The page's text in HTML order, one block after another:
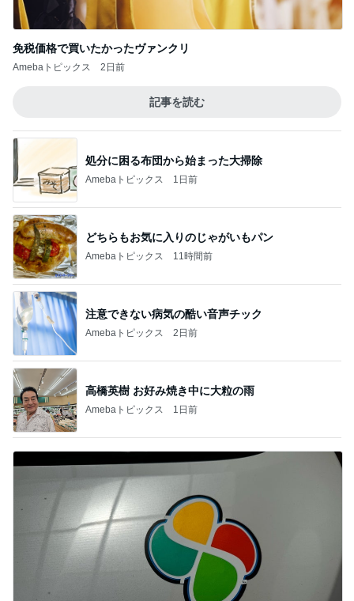
免税価格で買いたかったヴァンクリ
Amebaトピックス 2日前
記事を読む
処分に困る布団から始まった大掃除
Amebaトピックス 1日前
どちらもお気に入りのじゃがいもパン
Amebaトピックス 11時間前
注意できない病気の酷い音声チック
Amebaトピックス 2日前
高橋英樹 お好み焼き中に大粒の雨
Amebaトピックス 1日前